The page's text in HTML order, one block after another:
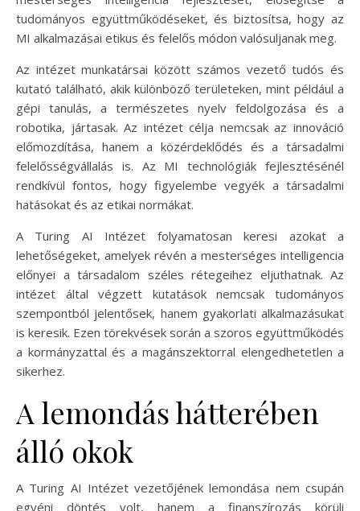
tudományos együttműködéseket, és biztosítsa, hogy az
MI alkalmazásai etikus és felelős módon valósuljanak meg.
Az intézet munkatársai között számos vezető tudós és
kutató található, akik különböző területeken, mint például a
gépi tanulás, a természetes nyelv feldolgozása és a
robotika, jártasak. Az intézet célja nemcsak az innováció
előmozdítása, hanem a közérdeklődés és a társadalmi
felelősségvállalás is. Az MI technológiák fejlesztésénél
rendkívül fontos, hogy figyelembe vegyék a társadalmi
hatásokat és az etikai normákat.
A Turing AI Intézet folyamatosan keresi azokat a
lehetőségeket, amelyek révén a mesterséges intelligencia
előnyei a társadalom széles rétegeihez eljuthatnak. Az
intézet által végzett kutatások nemcsak tudományos
szempontból jelentősek, hanem gyakorlati alkalmazásukat
is keresik. Ezen törekvések során a szoros együttműködés
a kormányzattal és a magánszektorral elengedhetetlen a
sikerhez.
A lemondás hátterében
álló okok
A Turing AI Intézet vezetőjének lemondása nem csupán
egyéni döntés volt, hanem a finanszírozás körüli